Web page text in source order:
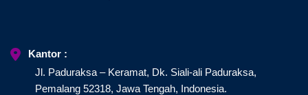
Kantor :
Jl. Paduraksa – Keramat, Dk. Siali-ali Paduraksa,
Pemalang 52318, Jawa Tengah, Indonesia.